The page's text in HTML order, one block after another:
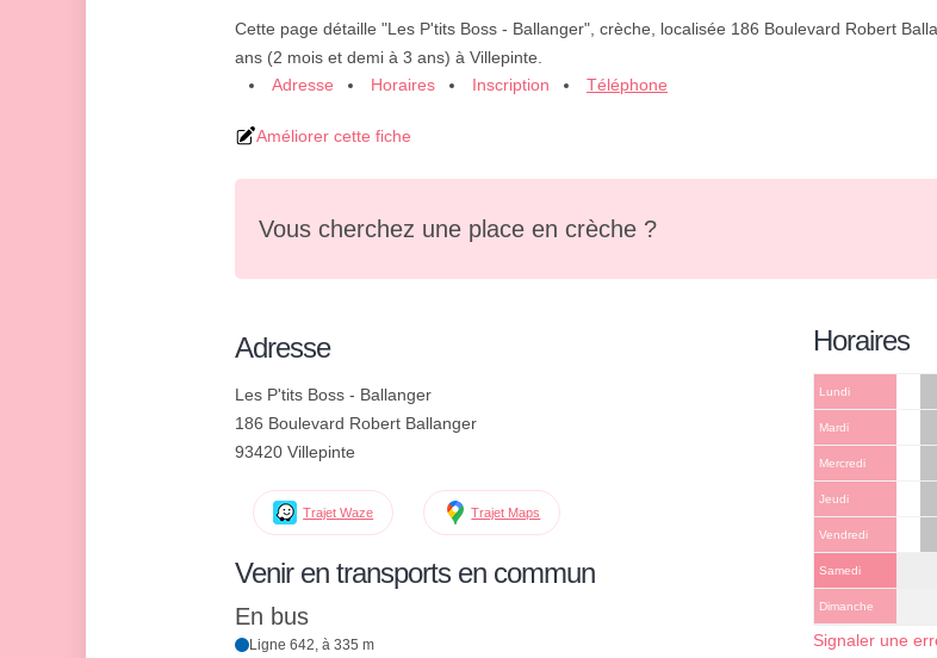
Cette page détaille "Les P'tits Boss - Ballanger", crèche, localisée 186 Boulevard Robert
ans (2 mois et demi à 3 ans) à Villepinte.
Adresse
Horaires Inscription Téléphone
Améliorer cette fiche
Vous cherchez une place en crèche ?
Adresse
Les P'tits Boss - Ballanger
186 Boulevard Robert Ballanger
93420 Villepinte
Trajet Waze Trajet Maps
Venir en transports en commun
En bus
Ligne 642, à 335 m
Horaires
Lundi
Mardi
Mercredi
Jeudi
Vendredi
Samedi
Dimanche
Signaler une